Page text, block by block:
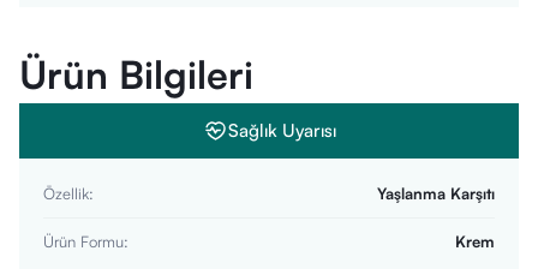
Ürün Bilgileri
Sağlık Uyarısı
Özellik: Yaşlanma Karşıtı
Ürün Formu: Krem